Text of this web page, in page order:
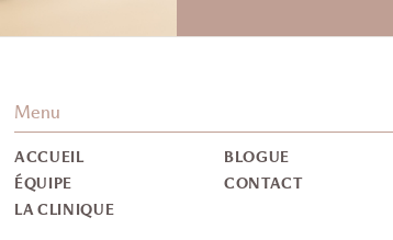
Menu
ACCUEIL
ÉQUIPE
LA CLINIQUE
BLOGUE
CONTACT